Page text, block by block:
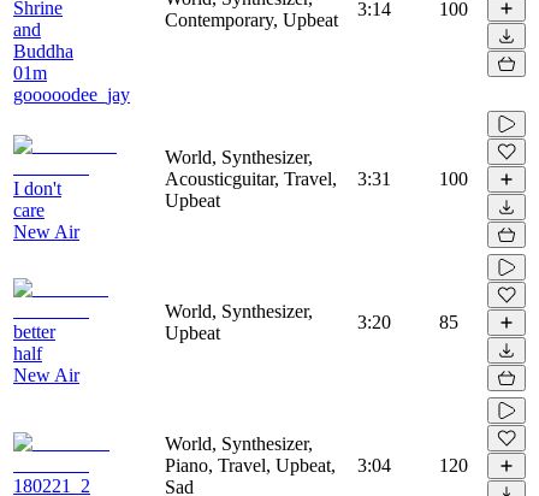
Shrine
and
Buddha
01m
gooooodee_jay
Contemporary, Upbeat
3:14 100
I don't
care
New Air
World, Synthesizer,
Acousticguitar, Travel,
Upbeat
3:31 100
better
half
New Air
World, Synthesizer,
Upbeat
3:20 85
180221_2
World, Synthesizer,
Piano, Travel, Upbeat,
Sad
3:04 120